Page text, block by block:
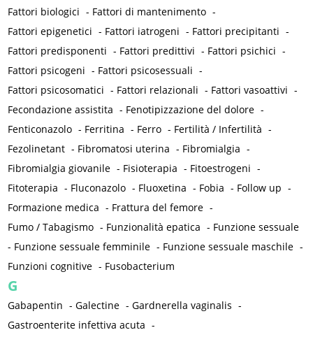
Fattori biologici - Fattori di mantenimento -
Fattori epigenetici - Fattori iatrogeni - Fattori precipitanti -
Fattori predisponenti - Fattori predittivi - Fattori psichici -
Fattori psicogeni - Fattori psicosessuali -
Fattori psicosomatici - Fattori relazionali - Fattori vasoattivi -
Fecondazione assistita - Fenotipizzazione del dolore -
Fenticonazolo - Ferritina - Ferro - Fertilità / Infertilità -
Fezolinetant - Fibromatosi uterina - Fibromialgia -
Fibromialgia giovanile - Fisioterapia - Fitoestrogeni -
Fitoterapia - Fluconazolo - Fluoxetina - Fobia - Follow up -
Formazione medica - Frattura del femore -
Fumo / Tabagismo - Funzionalità epatica - Funzione sessuale
- Funzione sessuale femminile - Funzione sessuale maschile -
Funzioni cognitive - Fusobacterium
G
Gabapentin -Galectine -Gardnerella vaginalis -
Gastroenterite infettiva acuta -